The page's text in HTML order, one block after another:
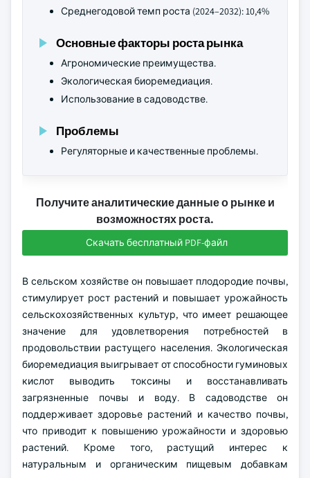
Среднегодовой темп роста (2024–2032): 10,4%
Основные факторы роста рынка
Агрономические преимущества.
Экологическая биоремедиация.
Использование в садоводстве.
Проблемы
Регуляторные и качественные проблемы.
Получите аналитические данные о рынке и
возможностях роста.
Скачать бесплатный PDF-файл
В сельском хозяйстве он повышает плодородие почвы,
стимулирует рост растений и повышает урожайность
сельскохозяйственных культур, что имеет решающее
значение для удовлетворения потребностей в
продовольствии растущего населения. Экологическая
биоремедиация выигрывает от способности гуминовых
кислот выводить токсины и восстанавливать
загрязненные почвы и воду. В садоводстве он
поддерживает здоровье растений и качество почвы,
что приводит к повышению урожайности и здоровью
растений. Кроме того, растущий интерес к
натуральным и органическим пищевым добавкам